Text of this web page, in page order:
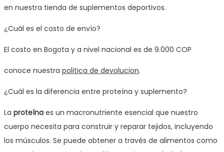
en nuestra tienda de suplementos deportivos.
¿Cuál es el costo de envío?
El costo en Bogota y a nivel nacional es de 9.000 COP
conoce nuestra politica de devolucion.
¿Cuál es la diferencia entre proteína y suplemento?
La proteína es un macronutriente esencial que nuestro
cuerpo necesita para construir y reparar tejidos, incluyendo
los músculos. Se puede obtener a través de alimentos como